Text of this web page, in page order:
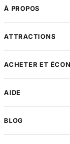
À PROPOS
ATTRACTIONS
ACHETER ET
AIDE
BLOG